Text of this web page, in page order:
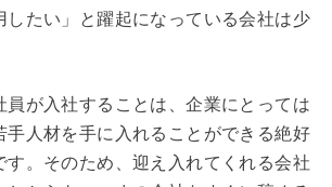
したい」と躍起になっている会社は少
員が入社することは、企業にとっては
手人材を手に入れることができる絶好
す。そのため、迎え入れてくれる会社